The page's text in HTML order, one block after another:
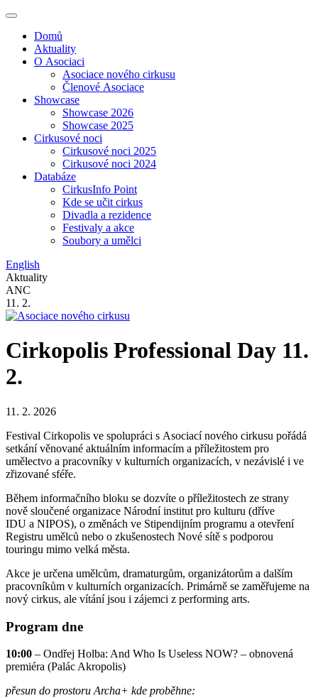
Domů
Aktuality
O Asociaci
Asociace nového cirkusu
Členové Asociace
Showcase
Showcase 2026
Showcase 2025
Cirkusové noci
Cirkusové noci 2025
Cirkusové noci 2024
Databáze
CirkusInfo Point
Kde se učit cirkus
Divadla a rezidence
Festivaly a akce
Soubory a umělci
English
Aktuality
ANC
11. 2.
Cirkopolis Professional Day 11.
2.
11. 2. 2026
Festival Cirkopolis ve spolupráci s Asociací nového cirkusu pořádá
setkání věnované aktuálním informacím a příležitostem pro
umělectvo a pracovníky v kulturních organizacích, v nezávislé i ve
zřizované sféře.
Během informačního bloku se dozvíte o příležitostech ze strany
nově sloučené organizace Národní institut pro kulturu (dříve
IDU a NIPOS), o změnách ve Stipendijním programu a otevření
Registru umělců nebo o zkušenostech Nové sítě s podporou
touringu mimo velká města.
Akce je určena umělcům, dramaturgům, organizátorům a dalším
pracovníkům v kulturních organizacích. Primárně se zaměřujeme na
nový cirkus, ale vítání jsou i zájemci z performing arts.
Program dne
10:00 – Ondřej Holba: And Who Is Useless NOW? – obnovená
premiéra (Palác Akropolis)
přesun do prostoru Archa+ kde proběhne: